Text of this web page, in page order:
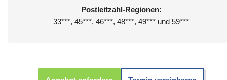
Postleitzahl-Regionen:
33***, 45***, 46***, 48***, 49*** und 59***